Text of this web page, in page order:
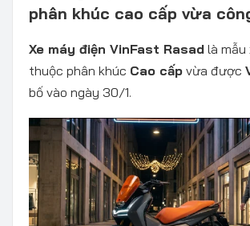
phân khúc cao cấp vừa
Xe máy điện VinFast Rasad là mẫu
thuộc phân khúc Cao cấp vừa được
bố vào ngày 30/1.